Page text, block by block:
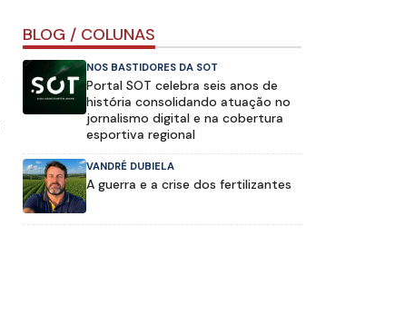
BLOG / COLUNAS
NOS BASTIDORES DA SOT
Portal SOT celebra seis anos de
história consolidando atuação no
jornalismo digital e na cobertura
esportiva regional
VANDRÉ DUBIELA
A guerra e a crise dos fertilizantes